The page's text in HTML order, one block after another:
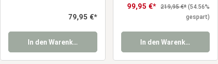
Regulärer Preis:
79,95 €*
In den Warenkorb
Verkaufspreis:
99,95 €* Regulärer Preis:
219,95 €* (54.56%
gespart)
In den Warenkorb